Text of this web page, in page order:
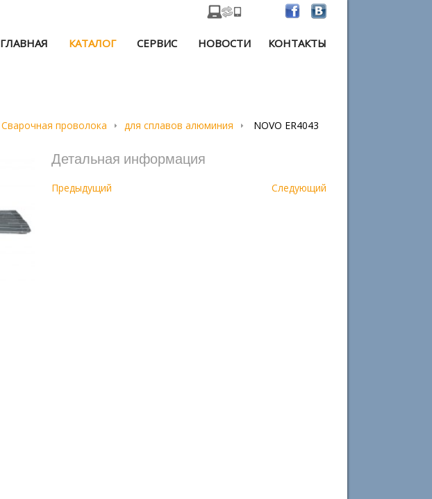
ГЛАВНАЯ КАТАЛОГ СЕРВИС НОВОСТИ КОНТАКТЫ
Сварочная проволока для сплавов алюминия NOVO ER4043
Детальная информация
Предыдущий Следующий